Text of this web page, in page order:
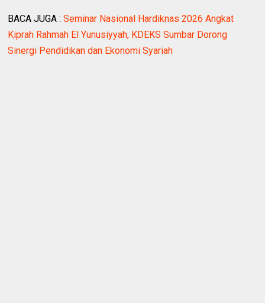
BACA JUGA :Seminar Nasional Hardiknas 2026 Angkat
Kiprah Rahmah El Yunusiyyah, KDEKS Sumbar Dorong
Sinergi Pendidikan dan Ekonomi Syariah